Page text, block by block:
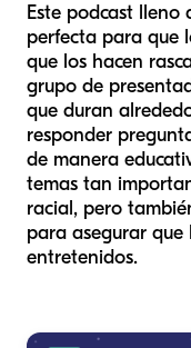
Este podcast
perfecta para que
que los hacen
grupo de
que duran
responder
de manera
temas tan
racial, pero
para asegurar que
entretenidos.